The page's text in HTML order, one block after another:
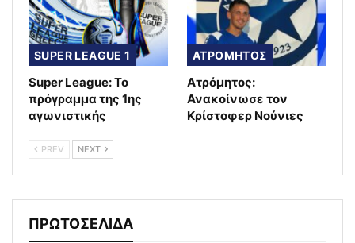
SUPER LEAGUE 1
Super League: Το
πρόγραμμα της 1ης
αγωνιστικής
ΑΤΡΟΜΗΤΟΣ
Ατρόμητος:
Ανακοίνωσε τον
Κρίστοφερ Νούνιες
PREV NEXT
ΠΡΩΤΟΣΕΛΙΔΑ